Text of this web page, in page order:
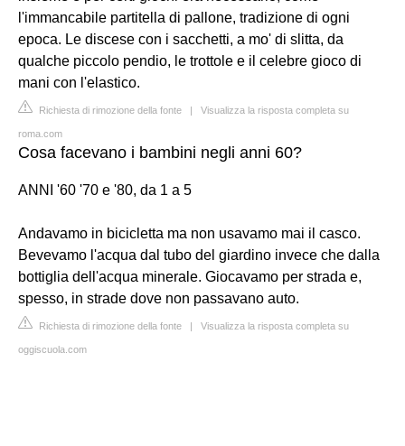
l'immancabile partitella di pallone, tradizione di ogni
epoca. Le discese con i sacchetti, a mo' di slitta, da
qualche piccolo pendio, le trottole e il celebre gioco di
mani con l'elastico.
Richiesta di rimozione della fonte | Visualizza la risposta completa su
roma.com
Cosa facevano i bambini negli anni 60?
ANNI '60 '70 e '80, da 1 a 5
Andavamo in bicicletta ma non usavamo mai il casco.
Bevevamo l'acqua dal tubo del giardino invece che dalla
bottiglia dell'acqua minerale. Giocavamo per strada e,
spesso, in strade dove non passavano auto.
Richiesta di rimozione della fonte | Visualizza la risposta completa su
oggiscuola.com